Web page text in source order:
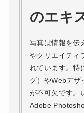
のエキ
写真は情報を伝
やクリエイティ
れています。特
グ）やWebデザ
が不可欠です。
Adobe